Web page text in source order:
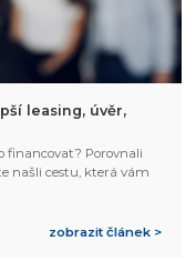
leasing, úvěr,
financovat? Porovnali
našli cestu, která vám
zobrazit článek >